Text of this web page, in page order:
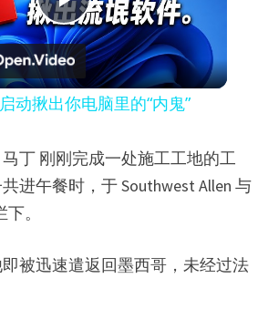
P
l
y
动揪出你电脑里的“内鬼”
丁 刚刚完成一处施工工地的工
进午餐时，于 Southwest Allen 与
。
被迅速遣返回墨西哥，未经过法